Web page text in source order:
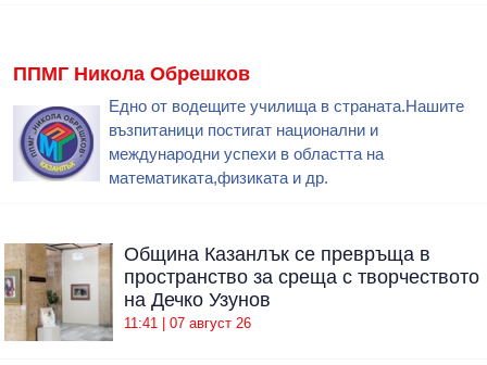
ППМГ Никола Обрешков
Едно от водещите училища в страната.Нашите
възпитаници постигат национални и
международни успехи в областта на
математиката,физиката и др.
Община Казанлък се превръща в
пространство за среща с творчеството
на Дечко Узунов
11:41 | 07 август 26